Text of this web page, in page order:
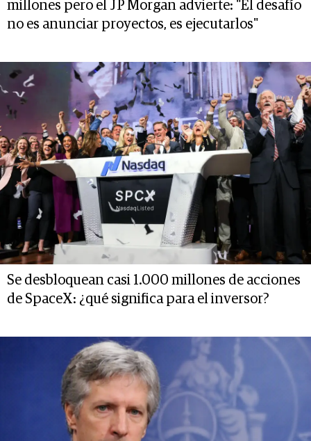
millones pero el JP Morgan advierte: "El desafío
no es anunciar proyectos, es ejecutarlos"
Se desbloquean casi 1.000 millones de acciones
de SpaceX: ¿qué significa para el inversor?